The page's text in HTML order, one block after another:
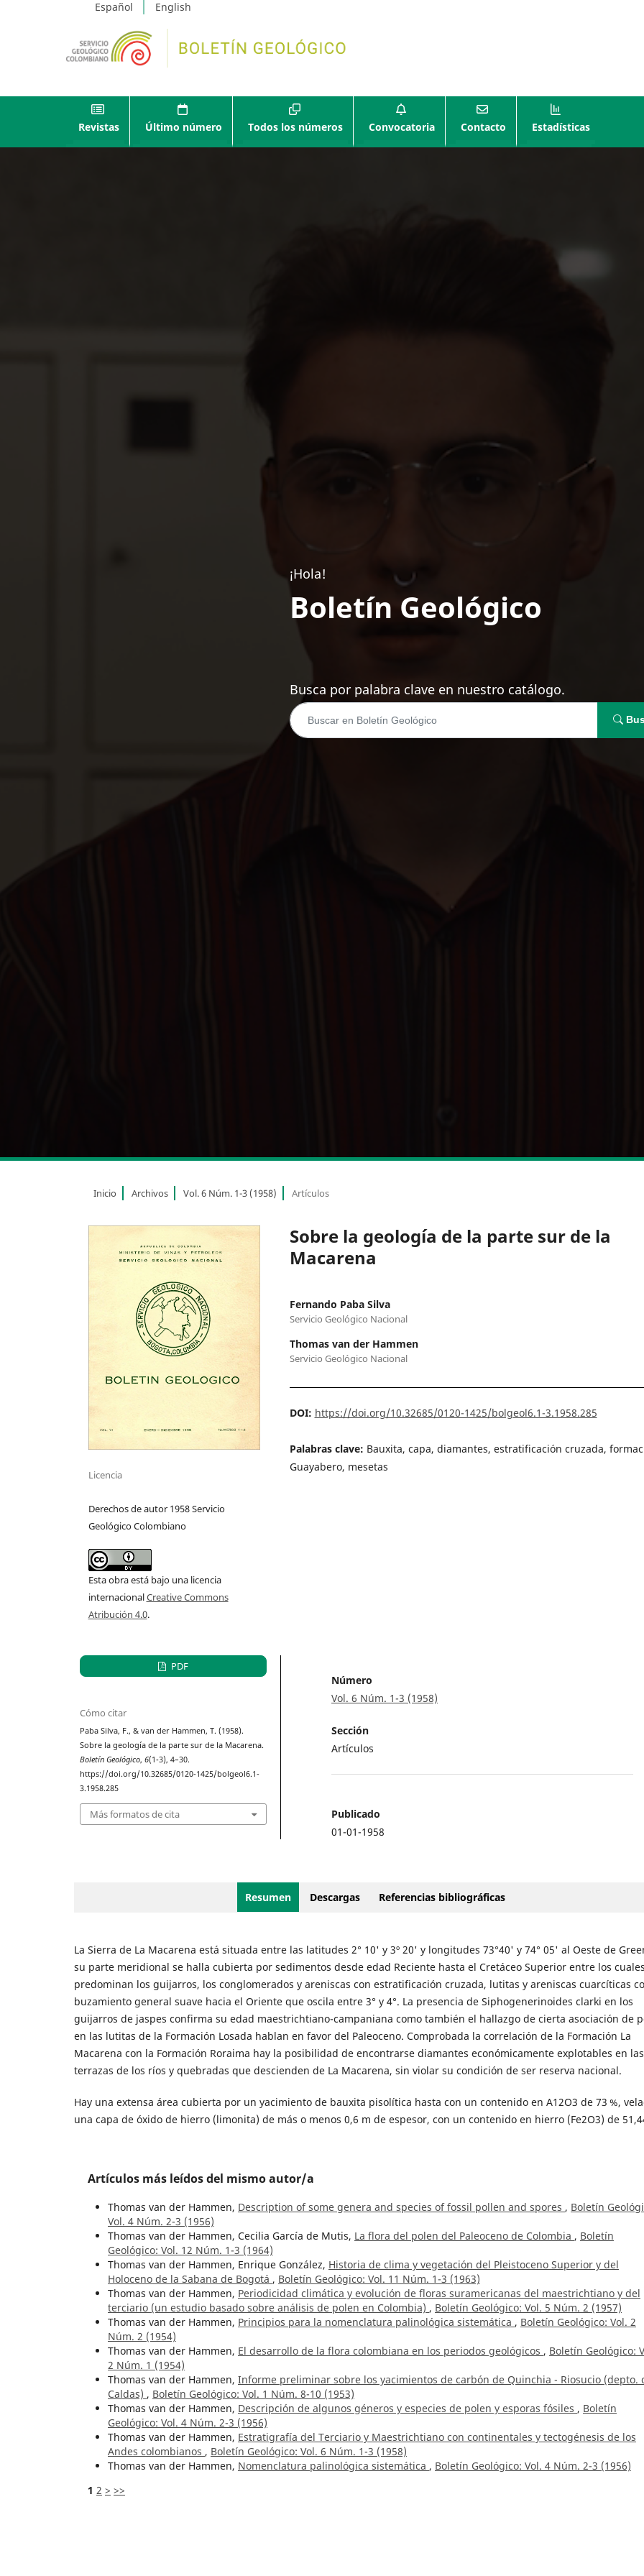
Español English
Revistas Último número Todos los números Convocatoria Contacto Estadísticas
¡Hola!
Boletín Geológico
Busca por palabra clave en nuestro catálogo.
Inicio Archivos Vol. 6 Núm. 1-3 (1958) Artículos
Sobre la geología de la parte sur de la
Macarena
Fernando Paba Silva
Servicio Geológico Nacional
Thomas van der Hammen
Servicio Geológico Nacional
DOI: https://doi.org/10.32685/0120-1425/bolgeol6.1-3.1958.285
Palabras clave: Bauxita, capa, diamantes, estratificación cruzada,
Guayabero, mesetas
Licencia
Derechos de autor 1958 Servicio
Geológico Colombiano
Esta obra está bajo una licencia
internacionalCreative Commons
Atribución 4.0.
PDF
Cómo citar
Paba Silva, F., & van der Hammen, T. (1958).
Sobre la geología de la parte sur de la Macarena.
Boletín Geológico,6(1-3), 4–30.
https://doi.org/10.32685/0120-1425/bolgeol6.1-
3.1958.285
Más formatos de cita
Número
Vol. 6 Núm. 1-3 (1958)
Sección
Artículos
Publicado
01-01-1958
Resumen Descargas Referencias bibliográficas
La Sierra de La Macarena está situada entre las latitudes 2° 10' y 3º 20' y longitudes 73°40' y 74° 05' al Oeste de
su parte meridional se halla cubierta por sedimentos desde edad Reciente hasta el Cretáceo Superior entre los
predominan los guijarros, los conglomerados y areniscas con estratificación cruzada, lutitas y areniscas cuarcíticas
buzamiento general suave hacia el Oriente que oscila entre 3° y 4°. La presencia de Siphogenerinoides clarki en los
guijarros de jaspes confirma su edad maestrichtiano-campaniana como también el hallazgo de cierta asociación de
en las lutitas de la Formación Losada hablan en favor del Paleoceno. Comprobada la correlación de la Formación La
Macarena con la Formación Roraima hay la posibilidad de encontrarse diamantes económicamente explotables en
terrazas de los ríos y quebradas que descienden de La Macarena, sin violar su condición de ser reserva nacional.
Hay una extensa área cubierta por un yacimiento de bauxita pisolítica hasta con un contenido en A12O3 de 73 %,
una capa de óxido de hierro (limonita) de más o menos 0,6 m de espesor, con un contenido en hierro (Fe2O3) de
Artículos más leídos del mismo autor/a
Thomas van der Hammen, Description of some genera and species of fossil pollen and spores , Boletín
Vol. 4 Núm. 2-3 (1956)
Thomas van der Hammen, Cecilia García de Mutis, La flora del polen del Paleoceno de Colombia , Boletín
Geológico: Vol. 12 Núm. 1-3 (1964)
Thomas van der Hammen, Enrique González, Historia de clima y vegetación del Pleistoceno Superior y del
Holoceno de la Sabana de Bogotá , Boletín Geológico: Vol. 11 Núm. 1-3 (1963)
Thomas van der Hammen, Periodicidad climática y evolución de floras suramericanas del maestrichtiano y del
terciario (un estudio basado sobre análisis de polen en Colombia) , Boletín Geológico: Vol. 5 Núm. 2 (1957)
Thomas van der Hammen, Principios para la nomenclatura palinológica sistemática , Boletín Geológico: Vol. 2
Núm. 2 (1954)
Thomas van der Hammen, El desarrollo de la flora colombiana en los periodos geológicos , Boletín Geológico:
2 Núm. 1 (1954)
Thomas van der Hammen, Informe preliminar sobre los yacimientos de carbón de Quinchia - Riosucio (depto.
Caldas) , Boletín Geológico: Vol. 1 Núm. 8-10 (1953)
Thomas van der Hammen, Descripción de algunos géneros y especies de polen y esporas fósiles , Boletín
Geológico: Vol. 4 Núm. 2-3 (1956)
Thomas van der Hammen, Estratigrafía del Terciario y Maestrichtiano con continentales y tectogénesis de los
Andes colombianos , Boletín Geológico: Vol. 6 Núm. 1-3 (1958)
Thomas van der Hammen, Nomenclatura palinológica sistemática , Boletín Geológico: Vol. 4 Núm. 2-3 (1956)
1 2 > >>